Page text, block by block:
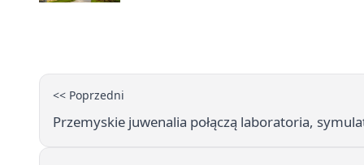
<< Poprzedni
Przemyskie juwenalia połączą laboratoria,